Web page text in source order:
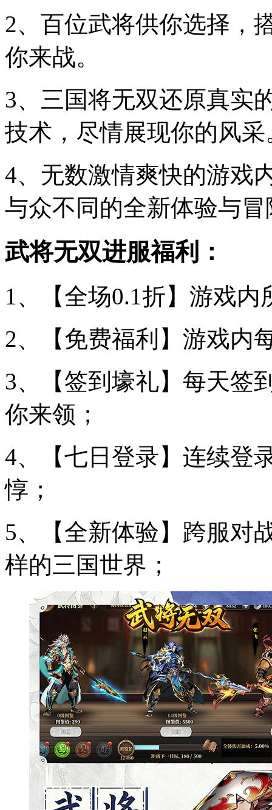
2、百位武将供你选择，
你来战。
3、三国将无双还原真实
技术，尽情展现你的风采
4、无数激情爽快的游戏
与众不同的全新体验与冒
武将无双进服福利：
1、【全场0.1折】游戏
2、【免费福利】游戏内
3、【签到壕礼】每天签
你来领；
4、【七日登录】连续登
惇；
5、【全新体验】跨服对
样的三国世界；